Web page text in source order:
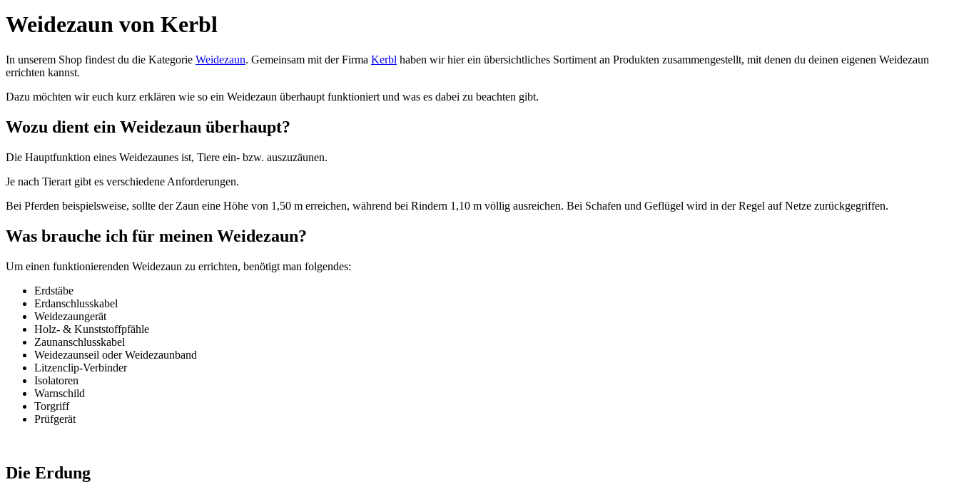
Weidezaun von Kerbl
In unserem Shop findest du die Kategorie Weidezaun. Gemeinsam mit der Firma Kerbl haben wir hier ein übersichtliches Sortiment an Produkten zusammengestellt, mit denen du deinen eigenen Weidezaun
errichten kannst.
Dazu möchten wir euch kurz erklären wie so ein Weidezaun überhaupt funktioniert und was es dabei zu beachten gibt.
Wozu dient ein Weidezaun überhaupt?
Die Hauptfunktion eines Weidezaunes ist, Tiere ein- bzw. auszuzäunen.
Je nach Tierart gibt es verschiedene Anforderungen.
Bei Pferden beispielsweise, sollte der Zaun eine Höhe von 1,50 m erreichen, während bei Rindern 1,10 m völlig ausreichen. Bei Schafen und Geflügel wird in der Regel auf Netze zurückgegriffen.
Was brauche ich für meinen Weidezaun?
Um einen funktionierenden Weidezaun zu errichten, benötigt man folgendes:
Erdstäbe
Erdanschlusskabel
Weidezaungerät
Holz- & Kunststoffpfähle
Zaunanschlusskabel
Weidezaunseil oder Weidezaunband
Litzenclip-Verbinder
Isolatoren
Warnschild
Torgriff
Prüfgerät
Die Erdung